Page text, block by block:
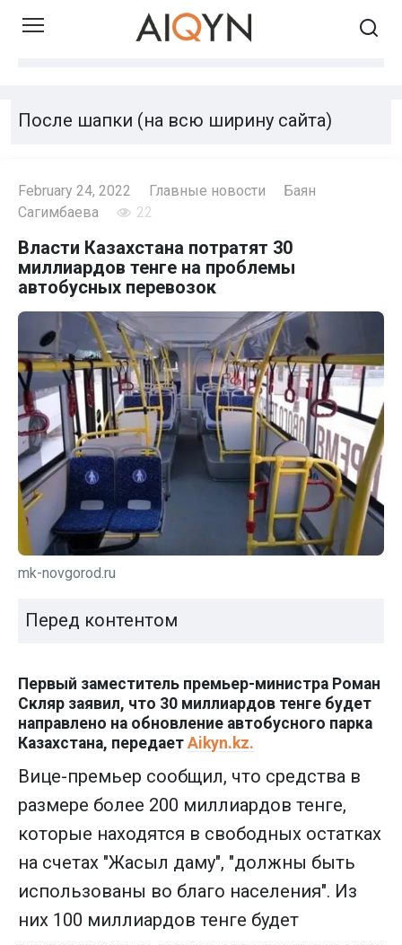
Skip
После шапки (на всю ширину сайта)
February 24, 2022 Главные новости
Баян
Сагимбаева
22
Власти Казахстана потратят 30
миллиардов тенге на проблемы
автобусных перевозок
mk-novgorod.ru
Перед контентом
Первый заместитель премьер-министра Роман
Скляр заявил, что 30 миллиардов тенге будет
направлено на обновление автобусного парка
Казахстана, передает Aikyn.kz.
Вице-премьер сообщил, что средства в
размере более 200 миллиардов тенге,
которые находятся в свободных остатках
на счетах "Жасыл даму", "должны быть
использованы во благо населения". Из
них 100 миллиардов тенге будет